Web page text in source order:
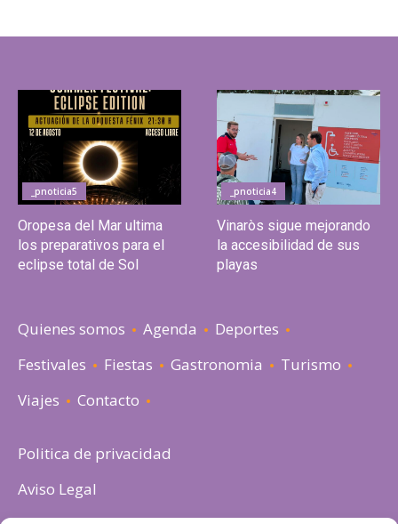
_pnoticia5
Oropesa del Mar ultima
los preparativos para el
eclipse total de Sol
_pnoticia4
Vinaròs sigue mejorando
la accesibilidad de sus
playas
Quienes somos Agenda
Deportes
Festivales
Fiestas Gastronomia
Turismo
Viajes
Contacto
Politica de privacidad
Aviso Legal